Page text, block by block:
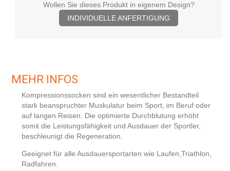
Wollen Sie dieses Produkt in eigenem Design?
INDIVIDUELLE ANFERTIGUNG
MEHR INFOS
Kompressionssocken sind ein wesentlicher Bestandteil
stark beanspruchter Muskulatur beim Sport, im Beruf oder
auf langen Reisen. Die optimierte Durchblutung erhöht
somit die Leistungsfähigkeit und Ausdauer der Sportler,
beschleunigt die Regeneration.
Geeignet für alle Ausdauersportarten wie Laufen,Triathlon,
Radfahren.